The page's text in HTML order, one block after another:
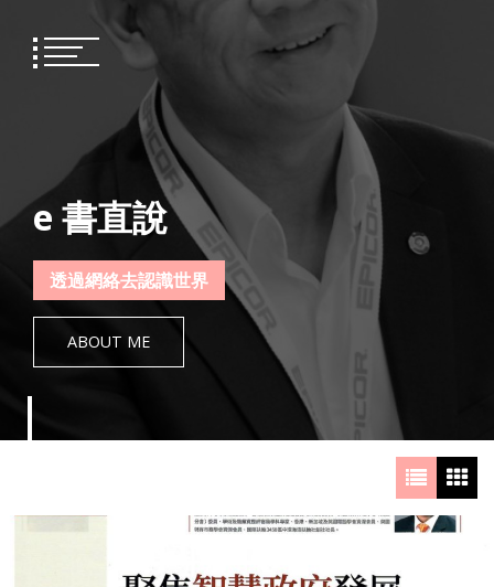
content
e 書直說
透過網絡去認識世界
ABOUT ME